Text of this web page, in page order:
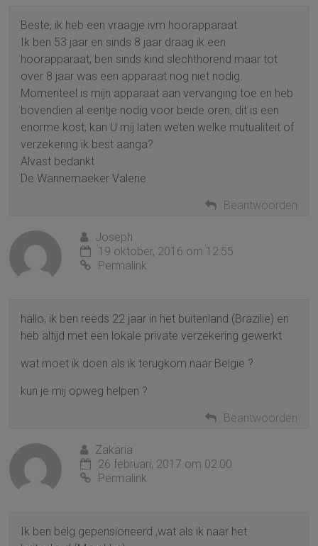
Beste, ik heb een vraagje ivm hoorapparaat.
Ik ben 53 jaar en sinds 8 jaar draag ik een
hoorapparaat, ben sinds kind slechthorend maar tot
over 8 jaar was een apparaat nog niet nodig.
Momenteel is mijn apparaat aan vervanging toe en heb
bovendien al eentje nodig voor beide oren, dit is een
enorme kost, kan U mij laten weten welke mutualiteit of
verzekering ik best aanga?
Alvast bedankt
De Wannemaeker Valerie
Beantwoorden
Joseph
19 oktober, 2016 om 12:55
Permalink
hallo, ik ben reeds 22 jaar in het buitenland (Brazilie) en
heb altijd met een lokale private verzekering gewerkt
wat moet ik doen als ik terugkom naar Belgie ?
kun je mij opweg helpen ?
Beantwoorden
Zakaria
26 februari, 2017 om 02:00
Permalink
Ik ben belg gepensioneerd ,wat als ik naar het